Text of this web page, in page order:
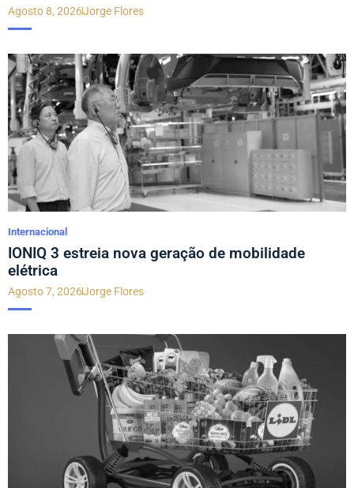
Agosto 8, 2026Jorge Flores
Internacional
IONIQ 3 estreia nova geração de mobilidade
elétrica
Agosto 7, 2026Jorge Flores